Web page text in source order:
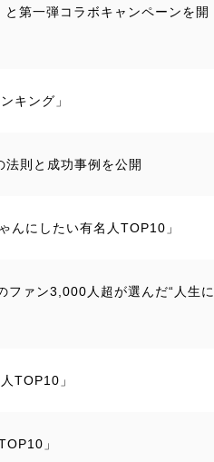
第一弾コラボキャンペーンを開
キング」
則と成功事例を公開
んにしたい有名人TOP10」
ファン3,000人超が選んだ“人生に
TOP10」
」